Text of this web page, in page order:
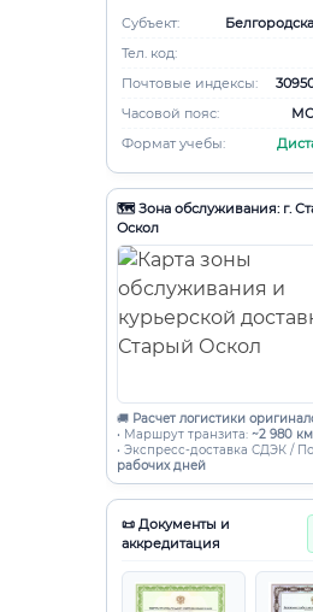
Субъект:
Тел. код:
Почтовые индексы:
Часовой пояс:
Формат учебы:
🗺️ Зона обслуживания: г.
Оскол
🚚 Расчет логистики
• Маршрут транзита: ~2 980 км
• Экспресс-доставка СДЭК /
рабочих дней
📜 Документы и
аккредитация